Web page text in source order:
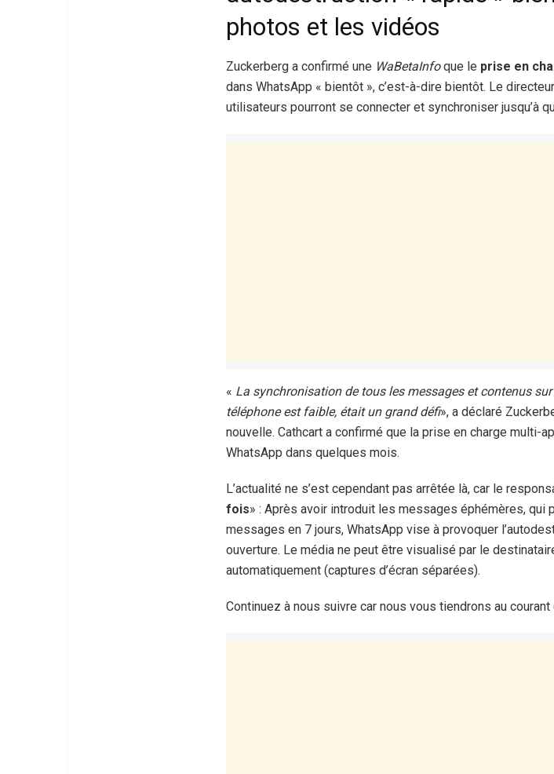
photos et les vidéos
Zuckerberg a confirmé une WaBetaInfoque le prise en
dans WhatsApp « bientôt », c’est-à-dire bientôt. Le
utilisateurs pourront se connecter et synchroniser jusqu’à
« La synchronisation de tous les messages et contenus
téléphone est faible, était un grand défi», a déclaré
nouvelle. Cathcart a confirmé que la prise en charge multi-
WhatsApp dans quelques mois.
L’actualité ne s’est cependant pas arrêtée là, car le
fois» : Après avoir introduit les messages éphémères, qui
messages en 7 jours, WhatsApp vise à provoquer
ouverture. Le média ne peut être visualisé par le
automatiquement (captures d’écran séparées).
Continuez à nous suivre car nous vous tiendrons au